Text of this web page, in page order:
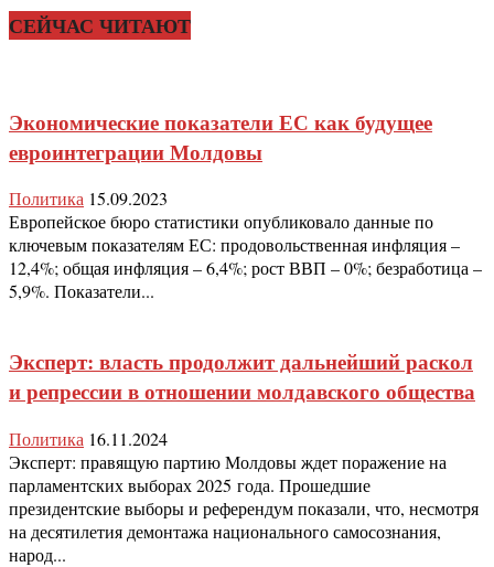
СЕЙЧАС ЧИТАЮТ
Экономические показатели ЕС как будущее
евроинтеграции Молдовы
Политика 15.09.2023
Европейское бюро статистики опубликовало данные по
ключевым показателям ЕС: продовольственная инфляция –
12,4%; общая инфляция – 6,4%; рост ВВП – 0%; безработица –
5,9%. Показатели...
Эксперт: власть продолжит дальнейший раскол
и репрессии в отношении молдавского общества
Политика 16.11.2024
Эксперт: правящую партию Молдовы ждет поражение на
парламентских выборах 2025 года. Прошедшие
президентские выборы и референдум показали, что, несмотря
на десятилетия демонтажа национального самосознания,
народ...